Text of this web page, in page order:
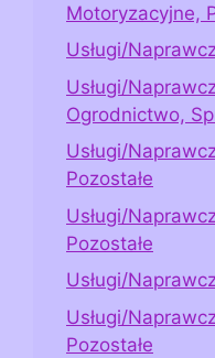
Motoryzacyjne,
Usługi/
Usługi/
Ogrodnictwo,
Usługi/
Pozostałe
Usługi/
Pozostałe
Usługi/
Usługi/
Pozostałe